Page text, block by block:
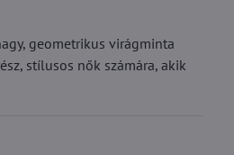
geometrikus virágminta
stílusos nők számára, akik